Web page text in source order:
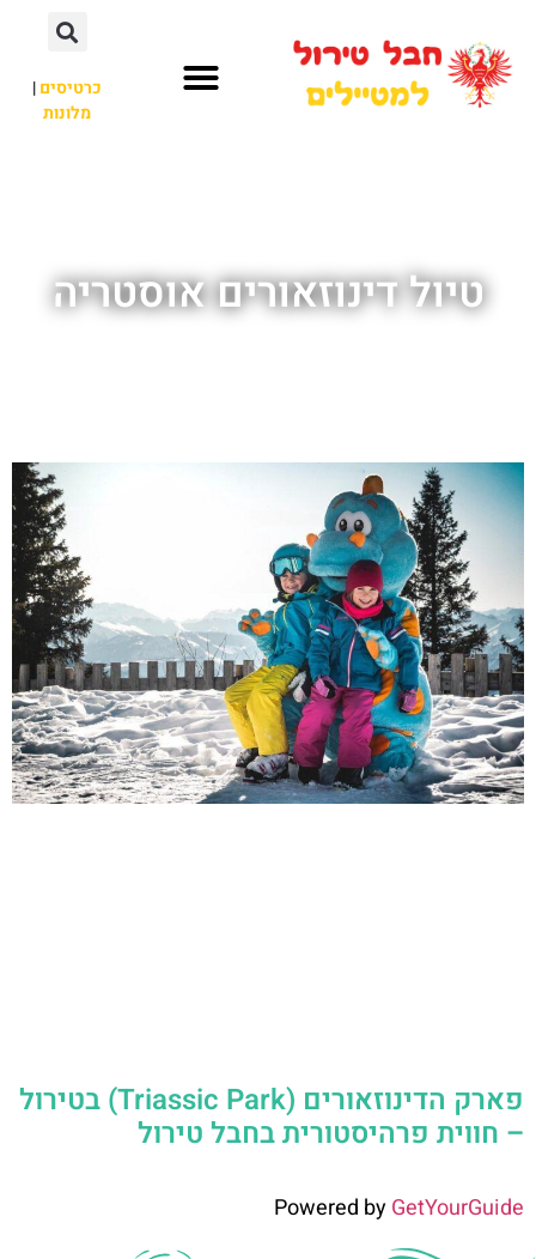
כרטיסים|
מלונות
טיול דינוזאורים אוסטריה
פארק הדינוזאורים (Triassic Park) בטירול
– חווית פרהיסטורית בחבל טירול
Powered byGetYourGuide